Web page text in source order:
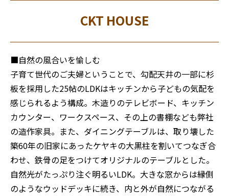
CKT HOUSE
■自然の風合いを愉しむ
子育て世代のご夫婦ということで、勾配天井の一部に杉
板を採用した25帖のLDKはキッチンから子どもの気配を
感じられるよう構成。木造りのテレビボード、キッチン
カウンター、ワークスペース、その上の書棚なども弊社
の造作家具。また、ダイニングテーブルは、取り壊した
築60年の旧家にあったケヤキの大黒柱を割いてつなぎ合
わせ、鉄骨の足をつけてオリジナルのテーブルとした。
自然光がたっぷり注ぐ明るいLDK。大きな窓からは縁側
のようなウッドデッキに続き、内と外が自然につながる